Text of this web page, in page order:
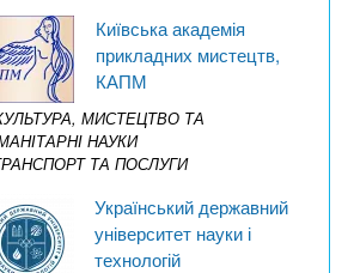
Київська академія
прикладних мистецтв,
КАПМ
МИСТЕЦТВО ТА
НАУКИ
ТА ПОСЛУГИ
Український державний
університет науки і
технологій